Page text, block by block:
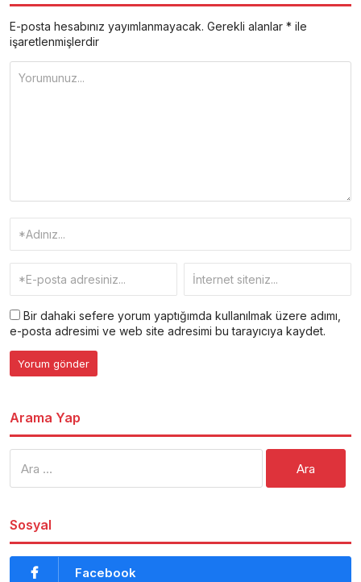
E-posta hesabınız yayımlanmayacak. Gerekli alanlar * ile
işaretlenmişlerdir
Bir dahaki sefere yorum yaptığımda kullanılmak üzere adımı,
e-posta adresimi ve web site adresimi bu tarayıcıya kaydet.
Arama Yap
Sosyal
Facebook